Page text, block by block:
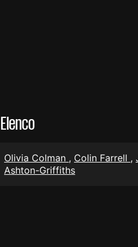
Elenco
Olivia Colman , Colin Farrell ,
Ashton-Griffiths